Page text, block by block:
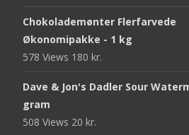
Chokolademønter Flerfarvede
Økonomipakke - 1 kg
578 Views 180 kr.
Dave & Jon's Dadler Sour
gram
508 Views 20 kr.